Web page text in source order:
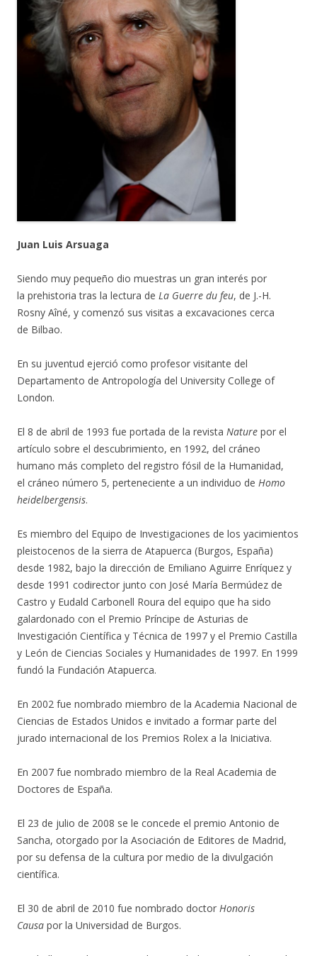
Juan Luis Arsuaga
Siendo muy pequeño dio muestras un gran interés por
la prehistoria tras la lectura de La Guerre du feu, de J.-H.
Rosny Aîné, y comenzó sus visitas a excavaciones cerca
de Bilbao.
En su juventud ejerció como profesor visitante del
Departamento de Antropología del University College of
London.
El 8 de abril de 1993 fue portada de la revista Nature por el
artículo sobre el descubrimiento, en 1992, del cráneo
humano más completo del registro fósil de la Humanidad,
el cráneo número 5, perteneciente a un individuo de Homo
heidelbergensis.
Es miembro del Equipo de Investigaciones de los yacimientos
pleistocenos de la sierra de Atapuerca (Burgos, España)
desde 1982, bajo la dirección de Emiliano Aguirre Enríquez y
desde 1991 codirector junto con José María Bermúdez de
Castro y Eudald Carbonell Roura del equipo que ha sido
galardonado con el Premio Príncipe de Asturias de
Investigación Científica y Técnica de 1997 y el Premio Castilla
y León de Ciencias Sociales y Humanidades de 1997. En 1999
fundó la Fundación Atapuerca.
En 2002 fue nombrado miembro de la Academia Nacional de
Ciencias de Estados Unidos​ e invitado a formar parte del
jurado internacional de los Premios Rolex a la Iniciativa.
En 2007 fue nombrado miembro de la Real Academia de
Doctores de España. ​
El 23 de julio de 2008 se le concede el premio Antonio de
Sancha, otorgado por la Asociación de Editores de Madrid,
por su defensa de la cultura por medio de la divulgación
científica.
El 30 de abril de 2010 fue nombrado doctor Honoris
Causa por la Universidad de Burgos.